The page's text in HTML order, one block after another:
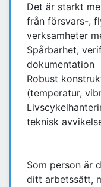
Det är starkt
från försvars-,
verksamheter
Spårbarhet,
dokumentation
Robust
(temperatur,
teknisk
Som person är
ditt arbetssätt,